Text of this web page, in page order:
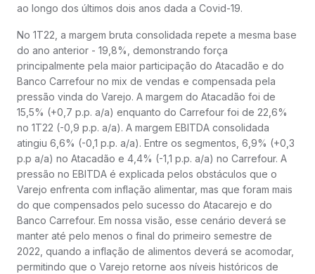
ao longo dos últimos dois anos dada a Covid-19.
No 1T22, a margem bruta consolidada repete a mesma base
do ano anterior - 19,8%, demonstrando força
principalmente pela maior participação do Atacadão e do
Banco Carrefour no mix de vendas e compensada pela
pressão vinda do Varejo. A margem do Atacadão foi de
15,5% (+0,7 p.p. a/a) enquanto do Carrefour foi de 22,6%
no 1T22 (-0,9 p.p. a/a). A margem EBITDA consolidada
atingiu 6,6% (-0,1 p.p. a/a). Entre os segmentos, 6,9% (+0,3
p.p a/a) no Atacadão e 4,4% (-1,1 p.p. a/a) no Carrefour. A
pressão no EBITDA é explicada pelos obstáculos que o
Varejo enfrenta com inflação alimentar, mas que foram mais
do que compensados pelo sucesso do Atacarejo e do
Banco Carrefour. Em nossa visão, esse cenário deverá se
manter até pelo menos o final do primeiro semestre de
2022, quando a inflação de alimentos deverá se acomodar,
permitindo que o Varejo retorne aos níveis históricos de